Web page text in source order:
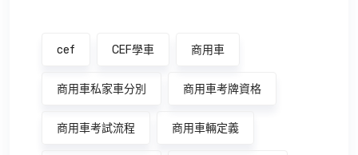
cef CEF學車 商用車
商用車私家車分別 商用車考牌資格
商用車考試流程 商用車輛定義